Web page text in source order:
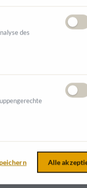
KG
des
Alle